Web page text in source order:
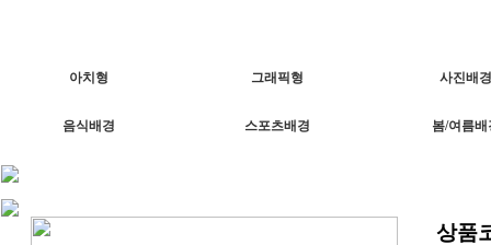
아치형 그래픽형 사진배경
음식배경 스포츠배경 봄/여름배
상품